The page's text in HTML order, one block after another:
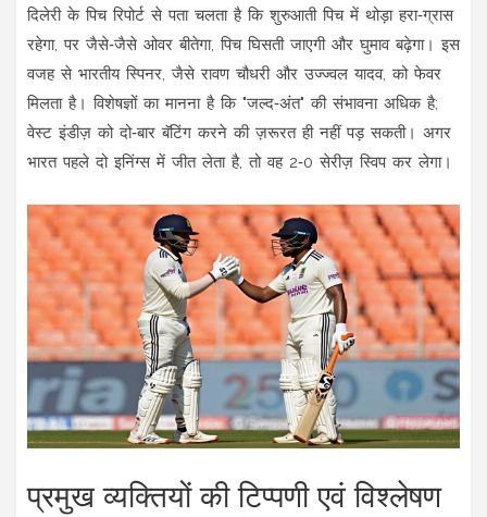
दिलेरी के पिच रिपोर्ट से पता चलता है कि शुरुआती पिच में थोड़ा हरा‑ग्रास
रहेगा, पर जैसे‑जैसे ओवर बीतेगा, पिच घिसती जाएगी और घुमाव बढ़ेगा। इस
वजह से भारतीय स्पिनर, जैसे रावण चौधरी और उज्ज्वल यादव, को फेवर
मिलता है। विशेषज्ञों का मानना है कि "जल्द‑अंत" की संभावना अधिक है;
वेस्ट इंडीज़ को दो‑बार बॅटिंग करने की ज़रूरत ही नहीं पड़ सकती। अगर
भारत पहले दो इनिंग्स में जीत लेता है, तो वह 2‑0 सेरीज़ स्विप कर लेगा।
प्रमुख व्यक्तियों की टिप्पणी एवं विश्लेषण